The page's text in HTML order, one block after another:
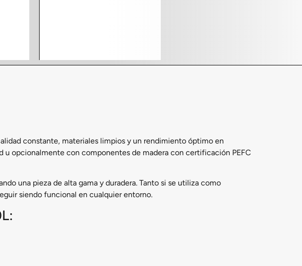
constante, materiales limpios y un rendimiento óptimo en
opcionalmente con componentes de madera con certificación PEFC
una pieza de alta gama y duradera. Tanto si se utiliza como
siendo funcional en cualquier entorno.